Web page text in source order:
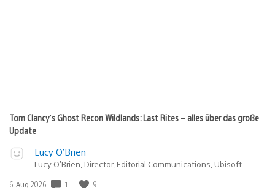
Tom Clancy’s Ghost Recon Wildlands: Last Rites – alles über das große
Update
Lucy O’Brien
Lucy O’Brien, Director, Editorial Communications, Ubisoft
Veröffentlichungsdatum:
6. Aug 2026 1 9